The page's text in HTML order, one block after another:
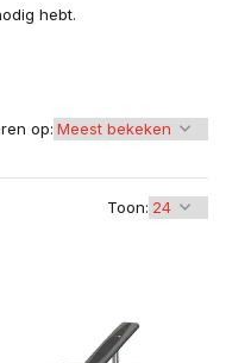
hebt.
Toon:
op: